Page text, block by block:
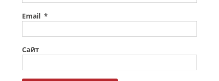
Email *
Сайт